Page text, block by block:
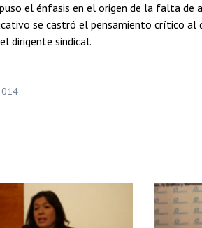
el énfasis en el origen de la falta
se castró el pensamiento crítico
dirigente sindical.